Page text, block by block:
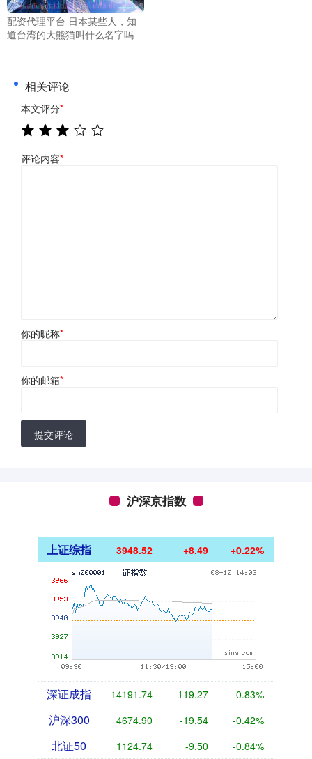
配资代理平台 日本某些人，知
道台湾的大熊猫叫什么名字吗
相关评论
本文评分*
评论内容*
你的昵称*
你的邮箱*
提交评论
沪深京指数
上证综指 3948.52 +8.49 +0.22%
深证成指 14191.74 -119.27 -0.83%
沪深300 4674.90 -19.54 -0.42%
北证50 1124.74 -9.50 -0.84%